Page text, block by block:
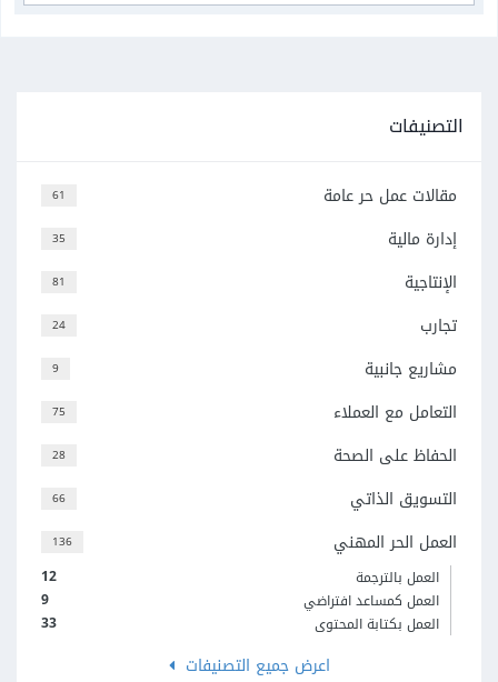
التصنيفات
61 مقالات عمل حر عامة
35 إدارة مالية
81 الإنتاجية
24 تجارب
9 مشاريع جانبية
75 التعامل مع العملاء
28 الحفاظ على الصحة
66 التسويق الذاتي
136 العمل الحر المهني
12
العمل بالترجمة
9
العمل كمساعد افتراضي
33
العمل بكتابة المحتوى
اعرض جميع التصنيفات